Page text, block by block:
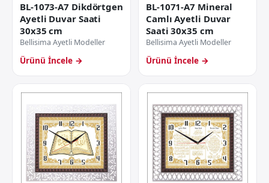
BL-1073-A7 Dikdörtgen
Ayetli Duvar Saati
30x35 cm
Bellisima Ayetli Modeller
Ürünü İncele →
BL-1071-A7 Mineral
Camlı Ayetli Duvar
Saati 30x35 cm
Bellisima Ayetli Modeller
Ürünü İncele →